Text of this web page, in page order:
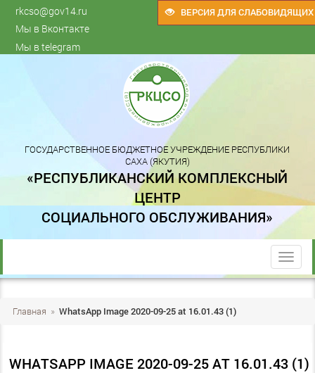
ВЕРСИЯ ДЛЯ СЛАБОВИДЯЩИХ
rkcso@gov14.ru
Мы в Вконтакте
Мы в telegram
ГОСУДАРСТВЕННОЕ БЮДЖЕТНОЕ УЧРЕЖДЕНИЕ РЕСПУБЛИКИ
САХА (ЯКУТИЯ)
«РЕСПУБЛИКАНСКИЙ КОМПЛЕКСНЫЙ
ЦЕНТР
СОЦИАЛЬНОГО ОБСЛУЖИВАНИЯ»
trk
Главная » WhatsApp Image 2020-09-25 at 16.01.43 (1)
WHATSAPP IMAGE 2020-09-25 AT 16.01.43 (1)